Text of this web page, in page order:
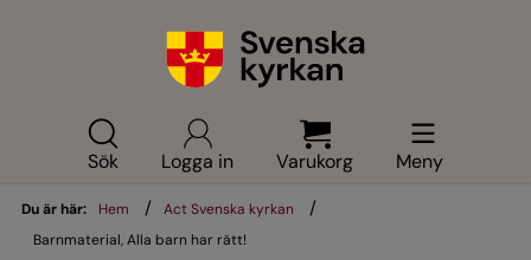
Sök Logga in Varukorg Meny
Du är här: Hem / Act Svenska kyrkan /
Barnmaterial, Alla barn har rätt!